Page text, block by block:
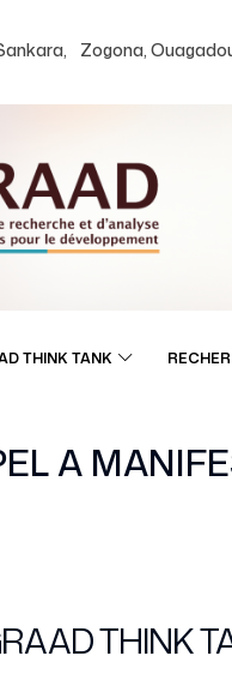
Zogona,
THINK TANK
A
THINK